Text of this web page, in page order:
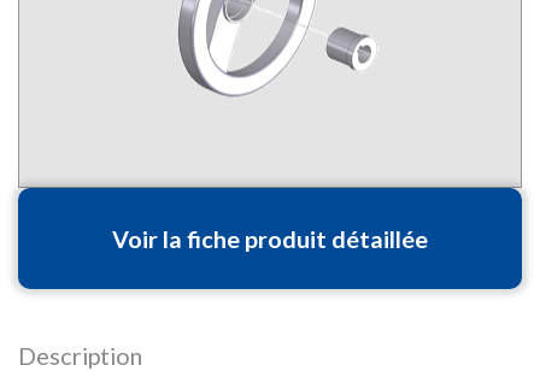
Voir la fiche produit détaillée
Description